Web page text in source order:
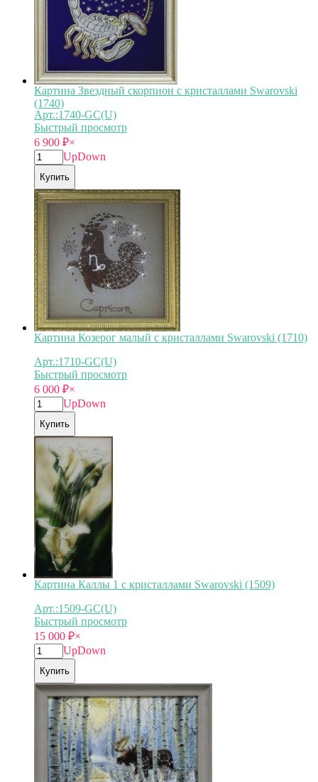
Картина Звездный скорпион с кристаллами Swarovski
(1740)
Арт.:1740-GC(U)
Быстрый просмотр
6 900 ₽×
UpDown
Купить
Картина Козерог малый с кристаллами Swarovski (1710)
Арт.:1710-GC(U)
Быстрый просмотр
6 000 ₽×
UpDown
Купить
Картина Каллы 1 с кристаллами Swarovski (1509)
Арт.:1509-GC(U)
Быстрый просмотр
15 000 ₽×
UpDown
Купить